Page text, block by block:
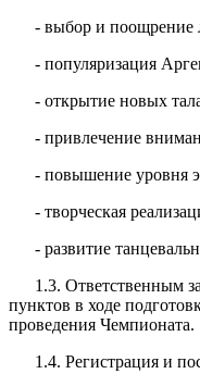
- выбор и поощрение
- популяризация
- открытие новых
- привлечение
- повышение уровня
- творческая
- развитие
1.3. Ответственным за
пунктов в ходе
проведения Чемпионата.
1.4. Регистрация и